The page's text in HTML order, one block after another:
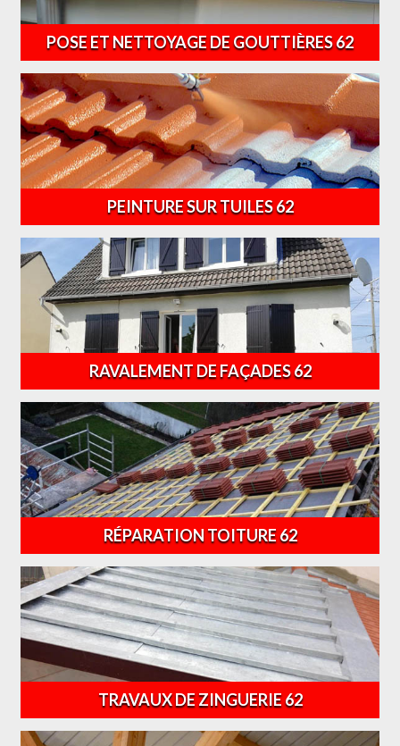
POSE ET NETTOYAGE DE GOUTTIÈRES 62
PEINTURE SUR TUILES 62
RAVALEMENT DE FAÇADES 62
RÉPARATION TOITURE 62
TRAVAUX DE ZINGUERIE 62